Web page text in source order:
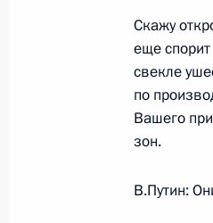
4 июня 2005
3 июня
Скажу
еще спорит
свекле
по
Вашего
зон.
В.Путин: